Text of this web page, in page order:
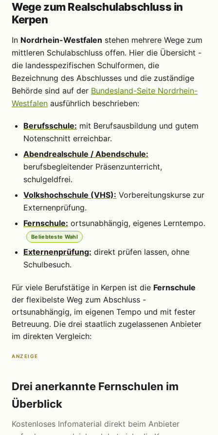
Wege zum Realschulabschluss in
Kerpen
In Nordrhein-Westfalen stehen mehrere Wege zum
mittleren Schulabschluss offen. Hier die Übersicht -
die landesspezifischen Schulformen, die
Bezeichnung des Abschlusses und die zuständige
Behörde sind auf der Bundesland-Seite Nordrhein-
Westfalen ausführlich beschrieben:
Berufsschule: mit Berufsausbildung und gutem
Notenschnitt erreichbar.
Abendrealschule / Abendschule:
berufsbegleitender Präsenzunterricht,
schulgeldfrei.
Volkshochschule (VHS): Vorbereitungskurse zur
Externenprüfung.
Fernschule: ortsunabhängig, eigenes Lerntempo.
Beliebteste Wahl
Externenprüfung: direkt prüfen lassen, ohne
Schulbesuch.
Für viele Berufstätige in Kerpen ist die Fernschule
der flexibelste Weg zum Abschluss -
ortsunabhängig, im eigenen Tempo und mit fester
Betreuung. Die drei staatlich zugelassenen Anbieter
im direkten Vergleich:
ANZEIGE
Drei anerkannte Fernschulen im
Überblick
Kostenloses Infomaterial direkt beim Anbieter